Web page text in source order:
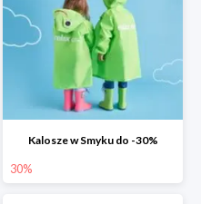
Kalosze w Smyku do -30%
30%